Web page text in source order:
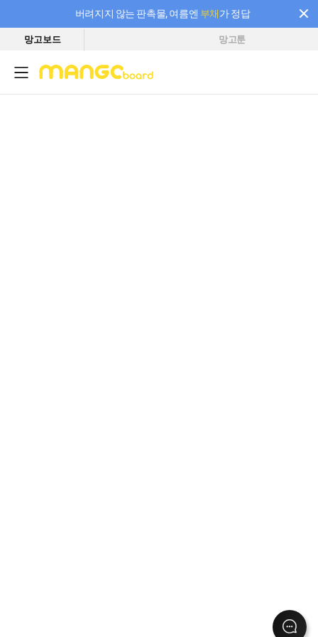
버려지지 않는 판촉물, 여름엔 부채가 정답
필요한 만큼 충전하고 끊김 없이 작업하세요! 새로워진 AI 부스터 요금제
망고보드 망고툰